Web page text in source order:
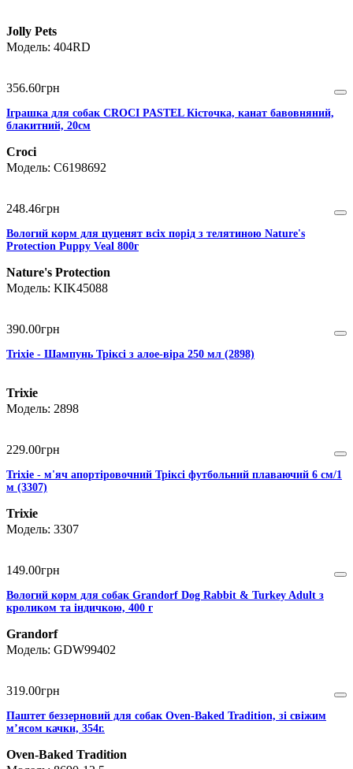
Jolly Pets
404RD
356.60грн
Іграшка для собак CROCI PASTEL Кісточка, канат бавовняний,
блакитний, 20см
Croci
C6198692
248.46грн
Вологий корм для цуценят всіх порід з телятиною Nature's
Protection Puppy Veal 800г
Nature's Protection
KIK45088
390.00грн
Trixie - Шампунь Тріксі з алое-віра 250 мл (2898)
Trixie
2898
229.00грн
Trixie - м'яч апортіровочний Тріксі футбольний плаваючий 6 см/1
м (3307)
Trixie
3307
149.00грн
Вологий корм для собак Grandorf Dog Rabbit & Turkey Adult з
кроликом та індичкою, 400 г
Grandorf
GDW99402
319.00грн
Паштет беззерновий для собак Oven-Baked Tradition, зі свіжим
м’ясом качки, 354г.
Oven-Baked Tradition